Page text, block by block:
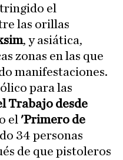
el
las orillas
, y asiática,
zonas en las que
manifestaciones.
para las
Trabajo desde
el 'Primero de
34 personas
de que pistoleros